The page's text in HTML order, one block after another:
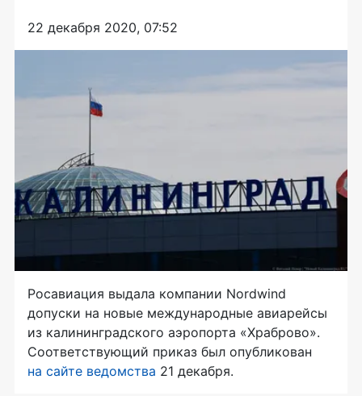
22 декабря 2020, 07:52
Росавиация выдала компании Nordwind
допуски на новые международные авиарейсы
из калининградского аэропорта «Храброво».
Соответствующий приказ был опубликован
на сайте ведомства 21 декабря.